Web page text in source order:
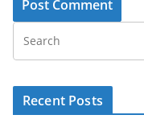
Recent Posts